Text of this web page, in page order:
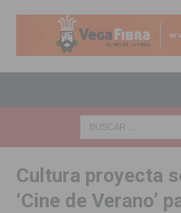
Cultura proyecta
‘Cine de Verano’